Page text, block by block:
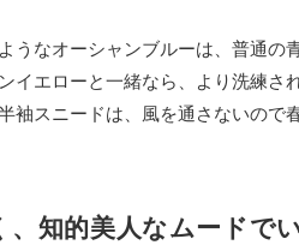
うなオーシャンブルーは、普通の
イエローと一緒なら、より洗練さ
袖スニードは、風を通さないので
、知的美人なムードで